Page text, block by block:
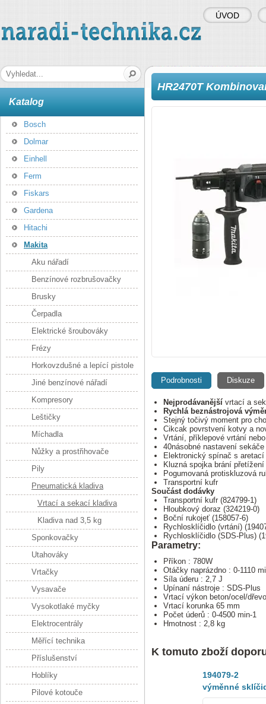
naradi-technika.cz
HR2470T
Podrobnosti Diskuze
Nejprodávanější vrtací a
Rychlá beznástrojová
Stejný točivý moment pro
Cikcak povrstvení kotvy a
Vrtání, příklepové vrtání
40násobné nastavení sekáče
Elektronický spínač s
Kluzná spojka brání
Pogumovaná protiskluzová
Transportní kufr
Součást dodávky
Transportní kufr (824799-1)
Hloubkový doraz (324219-0)
Boční rukojeť (158057-6)
Rychlosklíčidlo (vrtání)
Rychlosklíčidlo (SDS-Plus)
Parametry:
Příkon : 780W
Otáčky naprázdno : 0-1110
Síla úderu : 2,7 J
Upínaní nástroje : SDS-Plus
Vrtací výkon beton/ocel/
Vrtací korunka 65 mm
Počet úderů : 0-4500 min-1
Hmotnost : 2,8 kg
K tomuto zboží
194079-2
výměnné
HR2450T /
Katalog
Bosch
Dolmar
Einhell
Ferm
Fiskars
Gardena
Hitachi
Makita
Aku nářadí
Benzínové rozbrušovačky
Brusky
Čerpadla
Elektrické šroubováky
Frézy
Horkovzdušné a lepící pistole
Jiné benzínové nářadí
Kompresory
Leštičky
Míchadla
Nůžky a prostřihovače
Pily
Pneumatická kladiva
Vrtací a sekací kladiva
Kladiva nad 3,5 kg
Sponkovačky
Utahováky
Vrtačky
Vysavače
Vysokotlaké myčky
Elektrocentrály
Měřící technika
Příslušenství
Hoblíky
Pilové kotouče
ÚVOD
Hledaná fráze